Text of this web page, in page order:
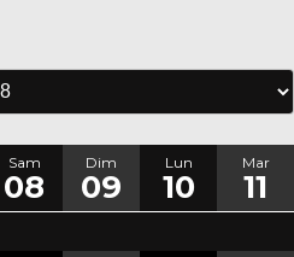
Sam
08
Dim
09
Lun
10
Mar
11